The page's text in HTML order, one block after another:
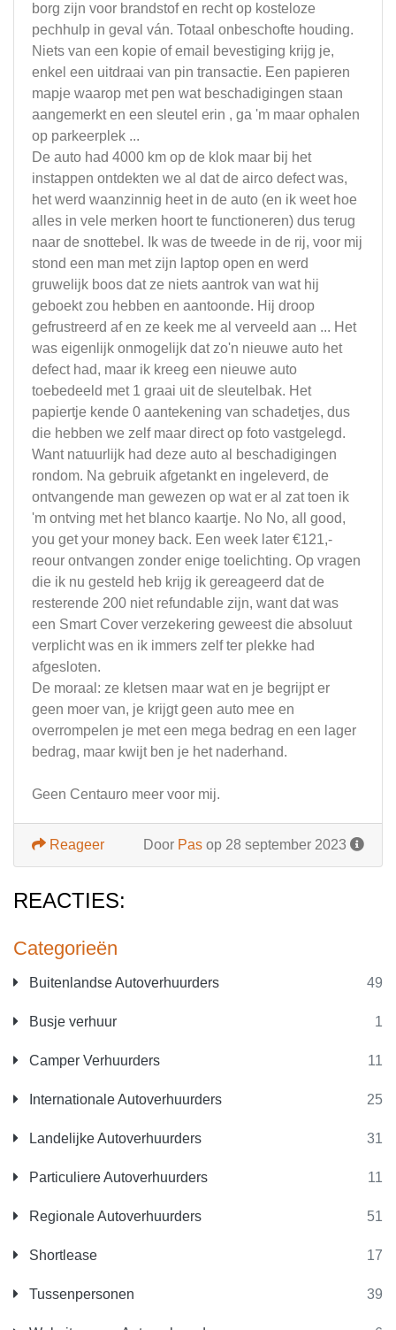
Categorieën
Buitenlandse Autoverhuurders 49
Busje verhuur 1
Camper Verhuurders 11
Internationale Autoverhuurders 25
Landelijke Autoverhuurders 31
Particuliere Autoverhuurders 11
Regionale Autoverhuurders 51
Shortlease 17
Tussenpersonen 39
borg zijn voor brandstof en recht op kosteloze
pechhulp in geval ván. Totaal onbeschofte houding.
Niets van een kopie of email bevestiging krijg je,
enkel een uitdraai van pin transactie. Een papieren
mapje waarop met pen wat beschadigingen staan
aangemerkt en een sleutel erin , ga 'm maar ophalen
op parkeerplek ...
De auto had 4000 km op de klok maar bij het
instappen ontdekten we al dat de airco defect was,
het werd waanzinnig heet in de auto (en ik weet hoe
alles in vele merken hoort te functioneren) dus terug
naar de snottebel. Ik was de tweede in de rij, voor mij
stond een man met zijn laptop open en werd
gruwelijk boos dat ze niets aantrok van wat hij
geboekt zou hebben en aantoonde. Hij droop
gefrustreerd af en ze keek me al verveeld aan ... Het
was eigenlijk onmogelijk dat zo'n nieuwe auto het
defect had, maar ik kreeg een nieuwe auto
toebedeeld met 1 graai uit de sleutelbak. Het
papiertje kende 0 aantekening van schadetjes, dus
die hebben we zelf maar direct op foto vastgelegd.
Want natuurlijk had deze auto al beschadigingen
rondom. Na gebruik afgetankt en ingeleverd, de
ontvangende man gewezen op wat er al zat toen ik
'm ontving met het blanco kaartje. No No, all good,
you get your money back. Een week later €121,-
reour ontvangen zonder enige toelichting. Op vragen
die ik nu gesteld heb krijg ik gereageerd dat de
resterende 200 niet refundable zijn, want dat was
een Smart Cover verzekering geweest die absoluut
verplicht was en ik immers zelf ter plekke had
afgesloten.
De moraal: ze kletsen maar wat en je begrijpt er
geen moer van, je krijgt geen auto mee en
overrompelen je met een mega bedrag en een lager
bedrag, maar kwijt ben je het naderhand.
Geen Centauro meer voor mij.
Door Pas op 28 september 2023
Reageer
REACTIES: